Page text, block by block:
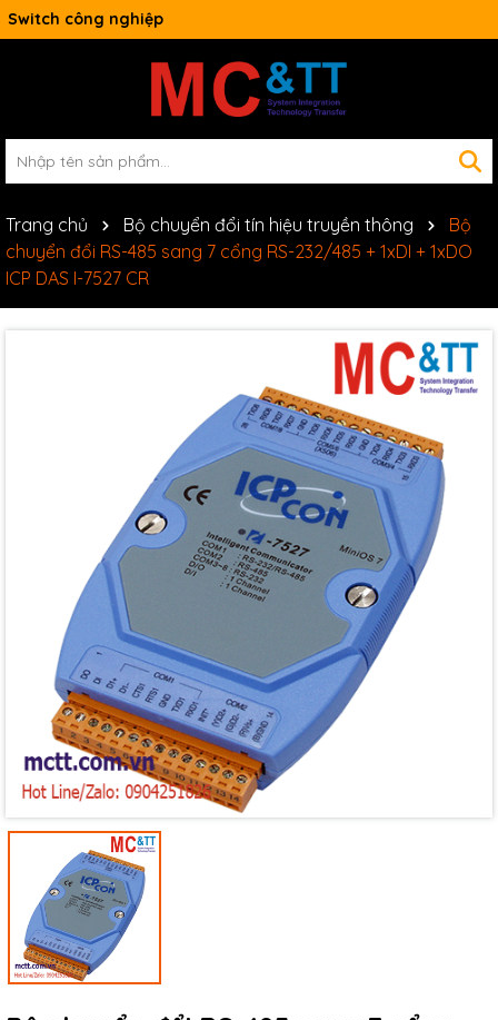
Switch công nghiệp
Trang chủ Bộ chuyển đổi tín hiệu truyền thông
Bộ
chuyển đổi RS-485 sang 7 cổng RS-232/485 + 1xDI + 1xDO
ICP DAS I-7527 CR
Mã giảm giá:
Ngày hết hạn:
Điều kiện: